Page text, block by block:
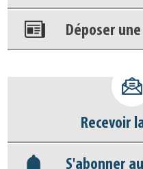
Déposer
déconnecter)
Base
Recevoir
S'abonner